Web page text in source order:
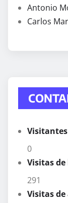
Antonio
Carlos
0
Visitas de
291
Visitas de